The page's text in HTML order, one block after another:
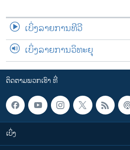
ເບິ່ງລາຍການທີວີ
ເບິ່ງລາຍການວິທະຍຸ
ຕິດຕາມພວກເຮົາ ທີ່
ເບິ່ງ